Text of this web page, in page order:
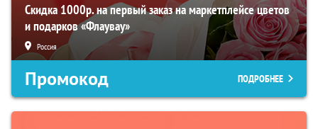
Скидка 1000р. на первый заказ на маркетплейсе цветов
и подарков «Флаувау»
Россия
Промокод ПОДРОБНЕЕ